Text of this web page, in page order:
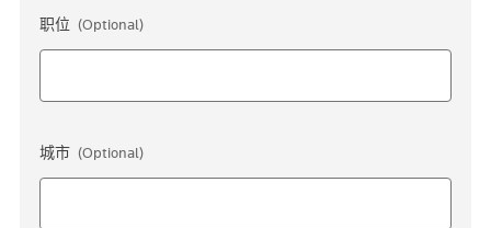
职位 (Optional)
城市 (Optional)